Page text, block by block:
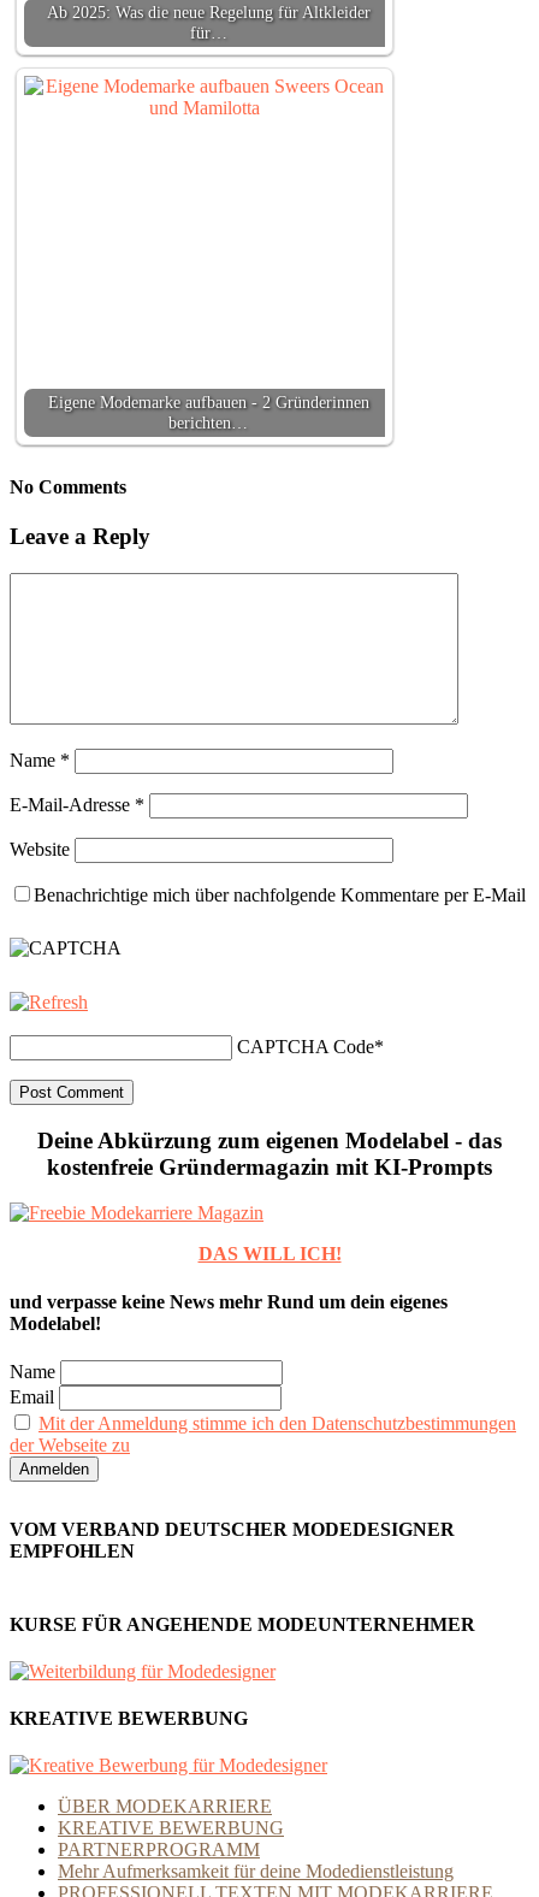
Ab 2025: Was die neue Regelung für Altkleider
für…
Eigene Modemarke aufbauen - 2 Gründerinnen
berichten…
No Comments
Leave a Reply
Name *
E-Mail-Adresse *
Website
Benachrichtige mich über nachfolgende Kommentare per E-Mail
CAPTCHA Code*
Deine Abkürzung zum eigenen Modelabel - das
kostenfreie Gründermagazin mit KI-Prompts
DAS WILL ICH!
und verpasse keine News mehr Rund um dein eigenes
Modelabel!
Name
Email
Mit der Anmeldung stimme ich den Datenschutzbestimmungen
der Webseite zu
VOM VERBAND DEUTSCHER MODEDESIGNER
EMPFOHLEN
KURSE FÜR ANGEHENDE MODEUNTERNEHMER
KREATIVE BEWERBUNG
ÜBER MODEKARRIERE
KREATIVE BEWERBUNG
PARTNERPROGRAMM
Mehr Aufmerksamkeit für deine Modedienstleistung